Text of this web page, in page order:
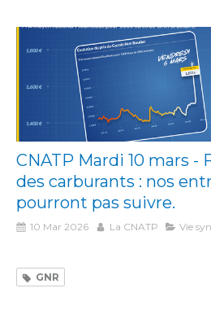
CNATP Mardi 10 mars -
des carburants : nos
pourront pas suivre.
10 Mar 2026 La CNATP Vie
GNR